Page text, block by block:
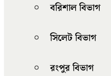
বরিশাল বিভাগ
সিলেট বিভাগ
রংপুর বিভাগ